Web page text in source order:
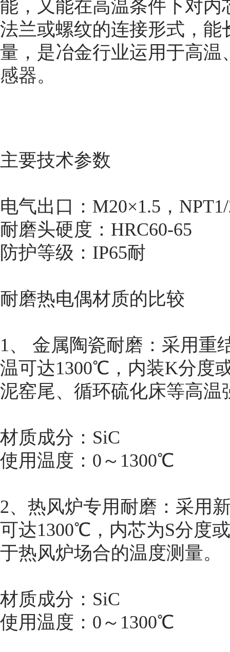
能，又能在高温条件下对
法兰或螺纹的连接形式，
量，是冶金行业运用于高
感器。
主要技术参数
电气出口：M20×1.5，
耐磨头硬度：HRC60-
防护等级：IP65耐
耐磨热电偶材质的比较
1、 金属陶瓷耐磨：采用重
温可达1300℃，内装K分度
泥窑尾、循环硫化床等高
材质成分：SiC
使用温度：0～1300℃
2、热风炉专用耐磨：采用
可达1300℃，内芯为S分度
于热风炉场合的温度测量。
材质成分：SiC
使用温度：0～1300℃